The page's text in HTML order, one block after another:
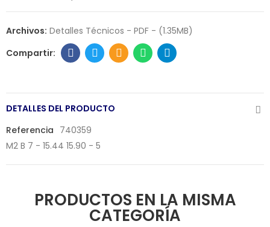
Archivos: Detalles Técnicos - PDF - (1.35MB)
DETALLES DEL PRODUCTO
Referencia 740359
M2 B 7 - 15.44 15.90 - 5
PRODUCTOS EN LA MISMA
CATEGORÍA